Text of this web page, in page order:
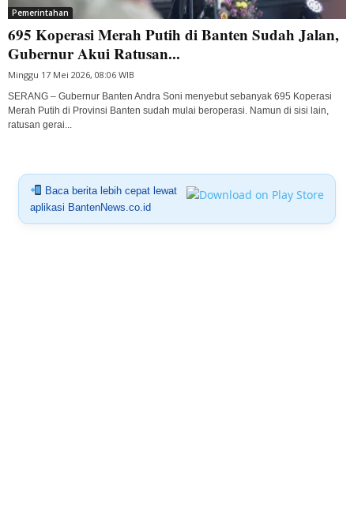
Pemerintahan
695 Koperasi Merah Putih di Banten Sudah Jalan,
Gubernur Akui Ratusan...
Minggu 17 Mei 2026, 08:06 WIB
SERANG – Gubernur Banten Andra Soni menyebut sebanyak 695 Koperasi
Merah Putih di Provinsi Banten sudah mulai beroperasi. Namun di sisi lain,
ratusan gerai...
Baca berita lebih cepat lewat
aplikasi BantenNews.co.id